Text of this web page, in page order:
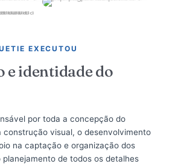
EXECUTOU
e identidade do
por toda a concepção do
construção visual, o desenvolvimento
na captação e organização dos
de todos os detalhes